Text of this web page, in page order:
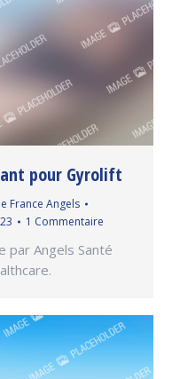
pour Gyrolift
France Angels
1 Commentaire
par Angels Santé